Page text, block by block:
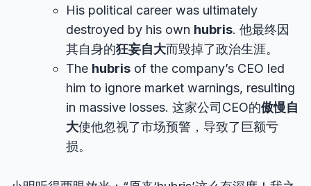
His political career was ultimately
destroyed by his own hubris. 他最终因
其自身的狂妄自大而毁掉了政治生涯。
The hubris of the company’s CEO led
him to ignore market warnings, resulting
in massive losses. 这家公司CEO的傲慢自
大使他忽视了市场预警，导致了巨额亏
损。